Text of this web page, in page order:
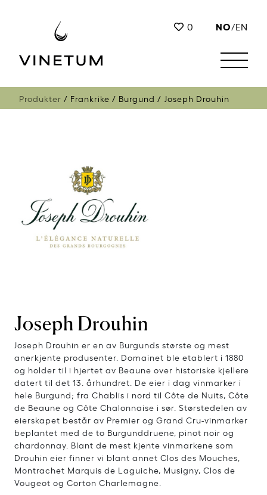
0 NO/EN
Produkter Frankrike Burgund Joseph Drouhin
Joseph Drouhin
Joseph Drouhin er en av Burgunds største og mest
anerkjente produsenter. Domainet ble etablert i 1880
og holder til i hjertet av Beaune over historiske kjellere
datert til det 13. århundret. De eier i dag vinmarker i
hele Burgund; fra Chablis i nord til Côte de Nuits, Côte
de Beaune og Côte Chalonnaise i sør. Størstedelen av
eierskapet består av Premier og Grand Cru-vinmarker
beplantet med de to Burgunddruene, pinot noir og
chardonnay. Blant de mest kjente vinmarkene som
Drouhin eier finner vi blant annet Clos des Mouches,
Montrachet Marquis de Laguiche, Musigny, Clos de
Vougeot og Corton Charlemagne.